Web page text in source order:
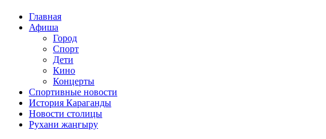
Главная
Афиша
Город
Спорт
Дети
Кино
Концерты
Спортивные новости
История Караганды
Новости столицы
Рухани жаңғыру